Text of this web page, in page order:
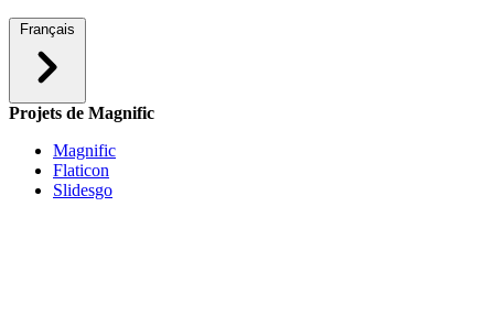
Français
Projets de Magnific
Magnific
Flaticon
Slidesgo